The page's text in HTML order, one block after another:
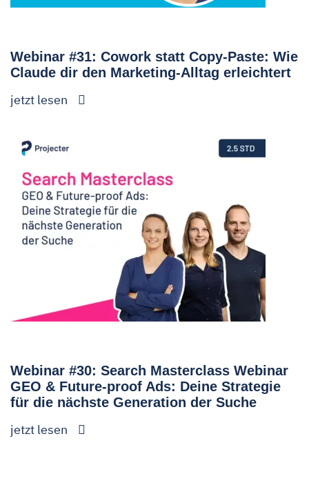
Webinar #31: Cowork statt Copy-Paste: Wie
Claude dir den Marketing-Alltag erleichtert
jetzt lesen
Webinar #30: Search Masterclass Webinar
GEO & Future-proof Ads: Deine Strategie
für die nächste Generation der Suche
jetzt lesen